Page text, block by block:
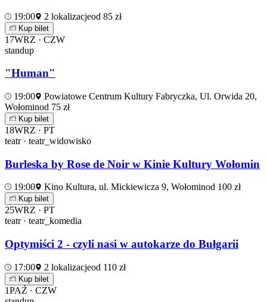
19:00 2 lokalizacjeod 85 zł
Kup bilet
17WRZ · CZW
standup
"Human"
19:00
Powiatowe Centrum Kultury Fabryczka, Ul. Orwida 20,
Wołominod 75 zł
Kup bilet
18WRZ · PT
teatr · teatr_widowisko
Burleska by Rose de Noir w Kinie Kultury Wołomin
19:00 Kino Kultura, ul. Mickiewicza 9, Wołominod 100 zł
Kup bilet
25WRZ · PT
teatr · teatr_komedia
Optymiści 2 - czyli nasi w autokarze do Bułgarii
17:00 2 lokalizacjeod 110 zł
Kup bilet
1PAŹ · CZW